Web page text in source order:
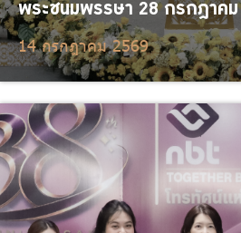
พระชนมพรรษา 28 กรกฎาคม
14 กรกฎาคม 2569